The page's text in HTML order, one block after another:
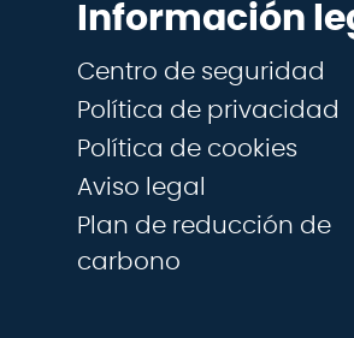
Información
Centro de seguridad
Política de privacidad
Política de cookies
Aviso legal
Plan de reducción de
carbono